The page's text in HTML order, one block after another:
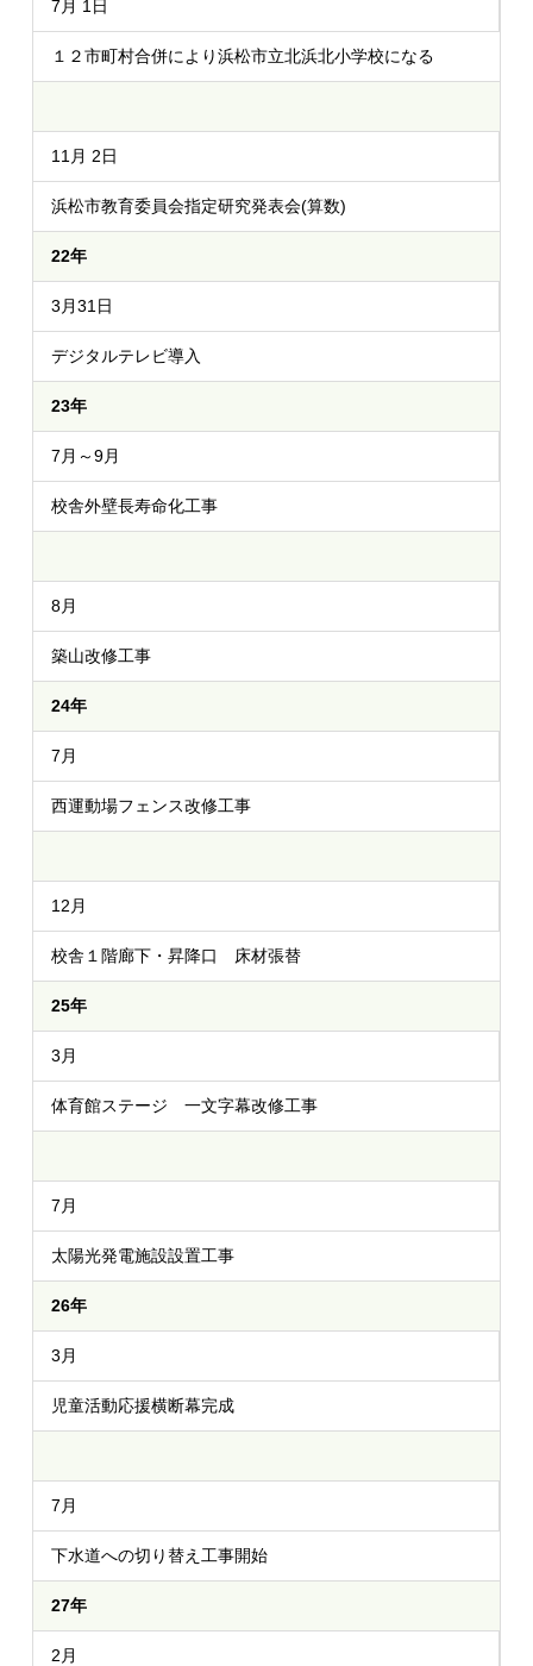
7月 1日
１２市町村合併により浜松市立北浜北小学校になる
11月 2日
浜松市教育委員会指定研究発表会(算数)
22年
3月31日
デジタルテレビ導入
23年
7月～9月
校舎外壁長寿命化工事
8月
築山改修工事
24年
7月
西運動場フェンス改修工事
12月
校舎１階廊下・昇降口 床材張替
25年
3月
体育館ステージ 一文字幕改修工事
7月
太陽光発電施設設置工事
26年
3月
児童活動応援横断幕完成
7月
下水道への切り替え工事開始
27年
2月